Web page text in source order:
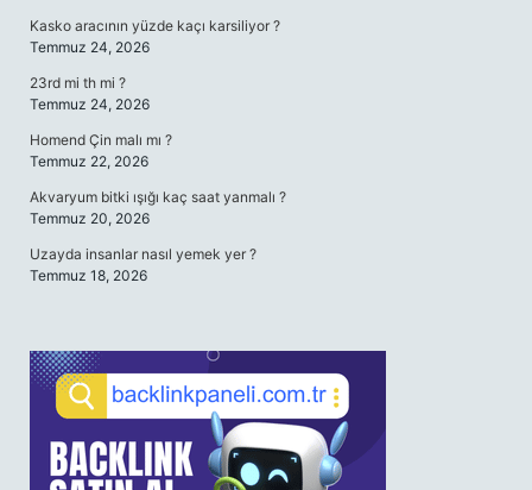
Kasko aracının yüzde kaçı karsiliyor ?
Temmuz 24, 2026
23rd mi th mi ?
Temmuz 24, 2026
Homend Çin malı mı ?
Temmuz 22, 2026
Akvaryum bitki ışığı kaç saat yanmalı ?
Temmuz 20, 2026
Uzayda insanlar nasıl yemek yer ?
Temmuz 18, 2026